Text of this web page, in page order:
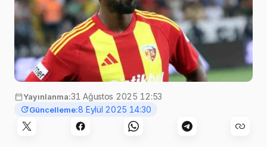
Yayınlanma:31 Ağustos 2025 12:53
Güncelleme:8 Eylül 2025 14:30